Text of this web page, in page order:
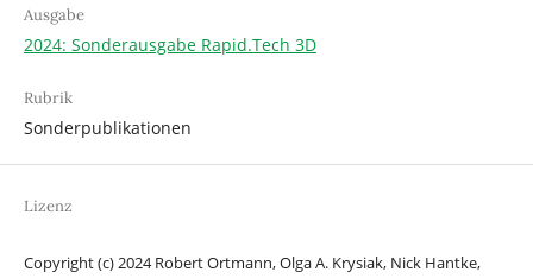
Ausgabe
2024: Sonderausgabe Rapid.Tech 3D
Rubrik
Sonderpublikationen
Lizenz
Copyright (c) 2024 Robert Ortmann, Olga A. Krysiak, Nick Hantke,